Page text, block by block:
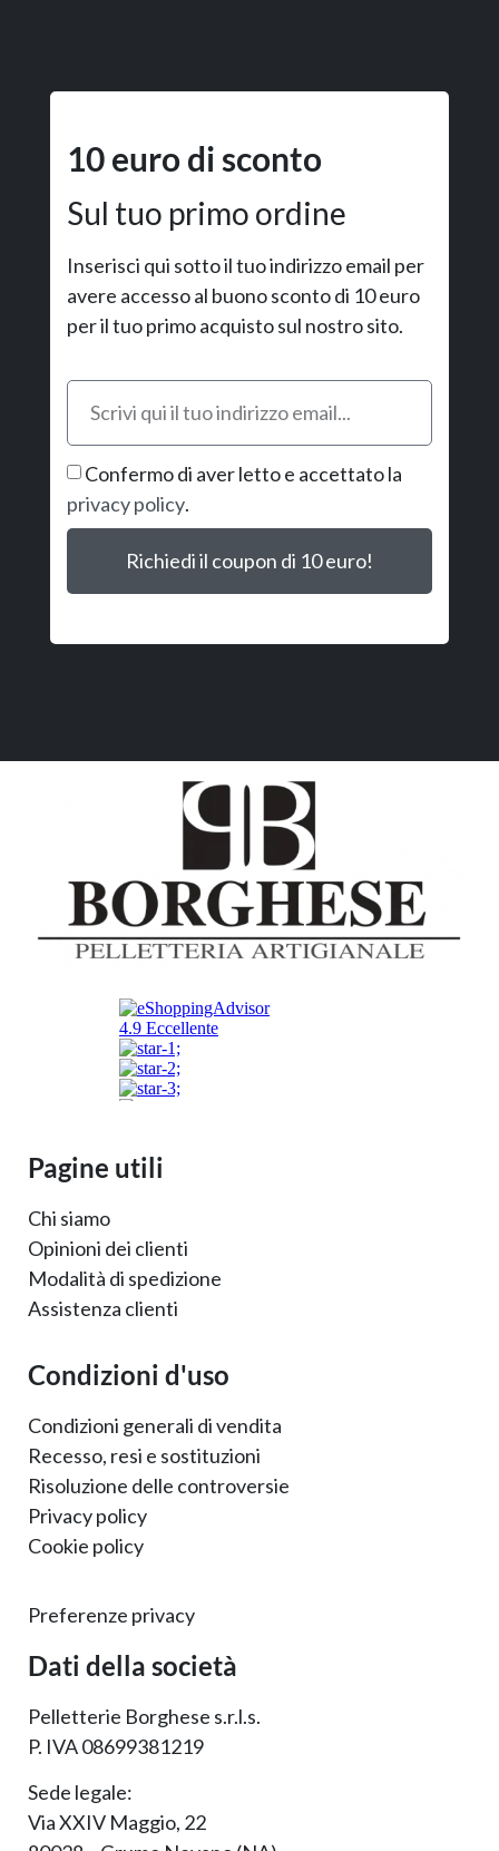
10 euro di sconto
Sul tuo primo ordine
Inserisci qui sotto il tuo indirizzo email per
avere accesso al buono sconto di 10 euro
per il tuo primo acquisto sul nostro sito.
Confermo di aver letto e accettato la
privacy policy.
Richiedi il coupon di 10 euro!
Pagine utili
Chi siamo
Opinioni dei clienti
Modalità di spedizione
Assistenza clienti
Condizioni d'uso
Condizioni generali di vendita
Recesso, resi e sostituzioni
Risoluzione delle controversie
Privacy policy
Cookie policy
Preferenze privacy
Dati della società
Pelletterie Borghese s.r.l.s.
P. IVA 08699381219
Sede legale:
Via XXIV Maggio, 22